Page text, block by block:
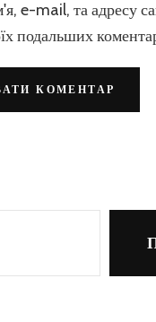
e-mail, та адресу
подальших